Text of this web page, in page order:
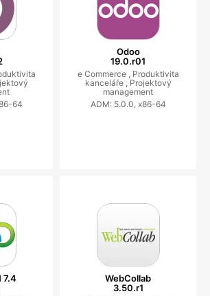
64
Odoo
19.0.r01
e Commerce , Produktivita
kanceláře , Projektový
management
ADM: 5.0.0, x86-64
7.4
WebCollab
3.50.r1